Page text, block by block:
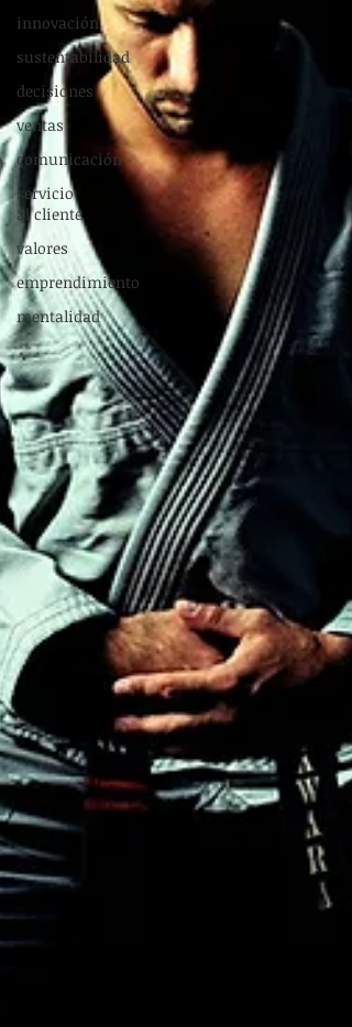
innovación
sustentabilidad
decisiones
ventas
comunicación
servicio
al cliente
valores
emprendimiento
mentalidad